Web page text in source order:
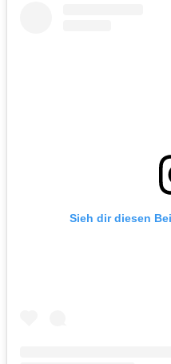
Sieh dir diesen